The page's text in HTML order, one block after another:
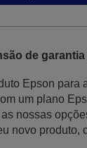
de
Epson para
um plano
nossas
novo produto,